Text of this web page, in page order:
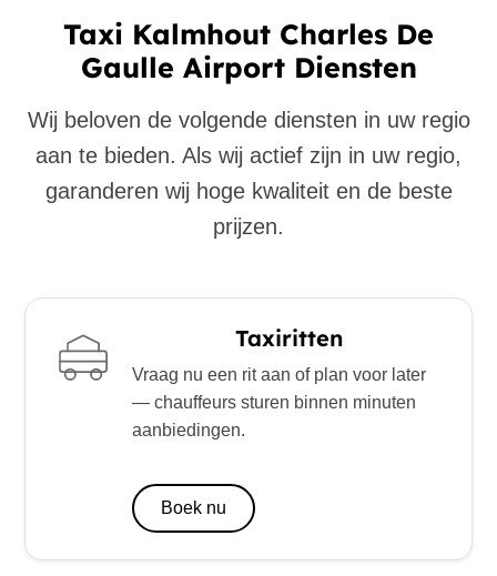
Taxi Kalmhout Charles De
Gaulle Airport Diensten
Wij beloven de volgende diensten in uw regio
aan te bieden. Als wij actief zijn in uw regio,
garanderen wij hoge kwaliteit en de beste
prijzen.
Taxiritten
Vraag nu een rit aan of plan voor later
— chauffeurs sturen binnen minuten
aanbiedingen.
Boek nu